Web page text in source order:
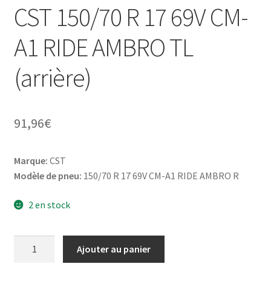
CST 150/70 R 17 69V CM-
A1 RIDE AMBRO TL
(arrière)
91,96€
Marque: CST
Modèle de pneu: 150/70 R 17 69V CM-A1 RIDE AMBRO R
2 en stock
Ajouter au panier